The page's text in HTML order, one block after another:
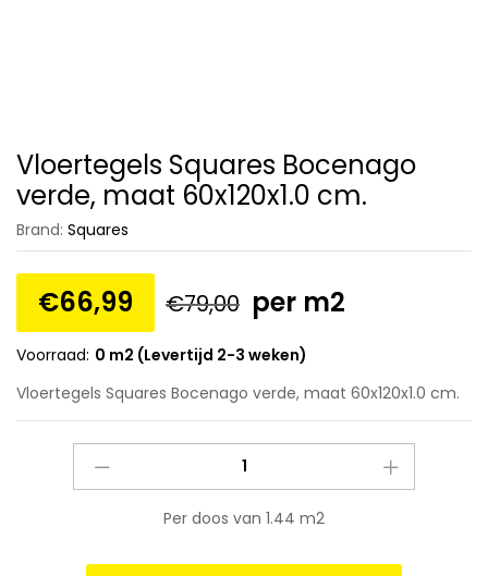
Vloertegels Squares Bocenago
verde, maat 60x120x1.0 cm.
Brand: Squares
€66,99 €79,00 per m2
Voorraad: 0 m2 (Levertijd 2-3 weken)
Vloertegels Squares Bocenago verde, maat 60x120x1.0 cm.
Per doos van 1.44 m2